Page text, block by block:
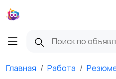
Главная Работа